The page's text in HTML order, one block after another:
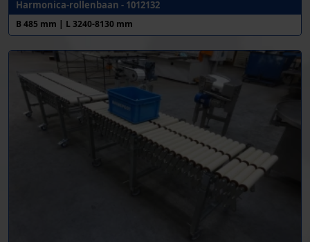
Harmonica-rollenbaan - 1012132
B 485 mm | L 3240-8130 mm